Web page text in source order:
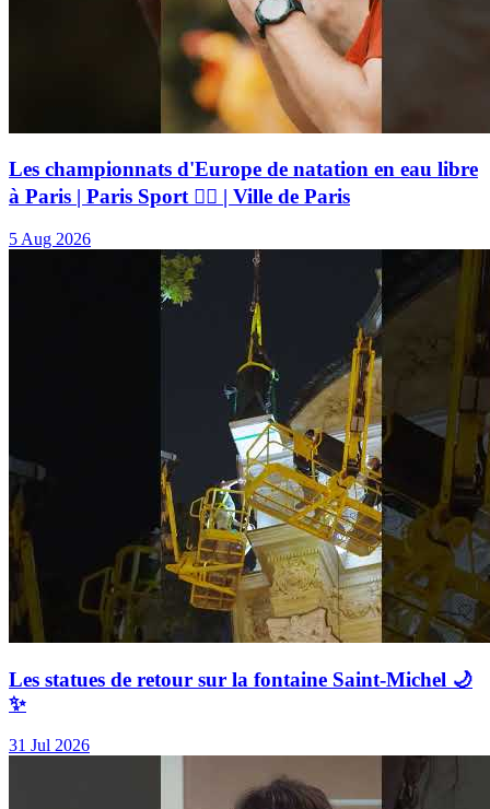
Les championnats d'Europe de natation en eau libre
à Paris | Paris Sport 🏃‍♂️ | Ville de Paris
5 Aug 2026
Les statues de retour sur la fontaine Saint-Michel 🌙
✨
31 Jul 2026